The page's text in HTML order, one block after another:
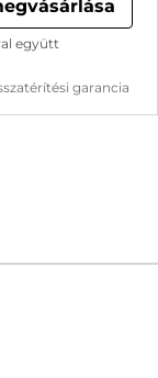
garancia
együtt